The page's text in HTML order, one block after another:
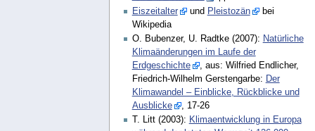
Eiszeitalter
und Pleistozän
bei
Wikipedia
O. Bubenzer, U. Radtke (2007): Natürliche
Klimaänderungen im Laufe der
Erdgeschichte
, aus: Wilfried Endlicher,
Friedrich-Wilhelm Gerstengarbe: Der
Klimawandel – Einblicke, Rückblicke und
Ausblicke
, 17-26
T. Litt (2003): Klimaentwicklung in Europa